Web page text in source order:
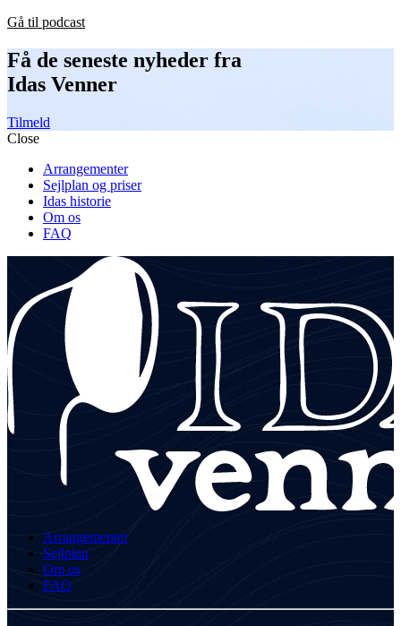
Gå til podcast
Få de seneste nyheder fra
Idas Venner
Tilmeld
Close
Arrangementer
Sejlplan og priser
Idas historie
Om os
FAQ
Arrangementer
Sejlplan
Om os
FAQ